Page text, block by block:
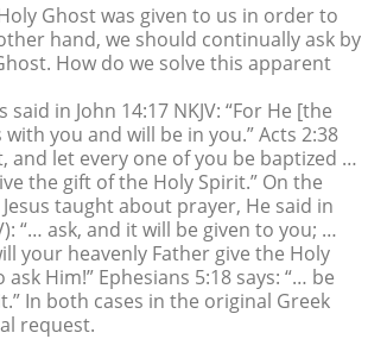
Ghost was given to us in order to
hand, we should continually ask by
How do we solve this apparent
said in John 14:17 NKJV: “For He [the
you and will be in you.” Acts 2:38
and let every one of you be baptized …
the gift of the Holy Spirit.” On the
taught about prayer, He said in
“… ask, and it will be given to you; …
your heavenly Father give the Holy
Him!” Ephesians 5:18 says: “… be
In both cases in the original Greek
request.